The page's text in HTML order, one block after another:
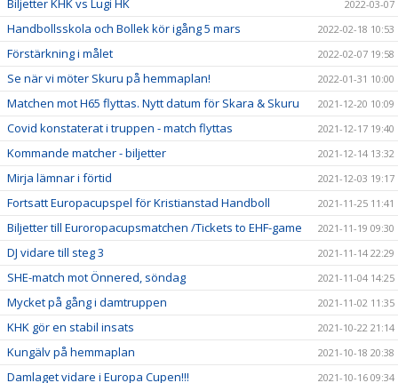
Biljetter KHK vs Lugi HK 2022-03-07
Handbollsskola och Bollek kör igång 5 mars 2022-02-18 10:53
Förstärkning i målet 2022-02-07 19:58
Se när vi möter Skuru på hemmaplan! 2022-01-31 10:00
Matchen mot H65 flyttas. Nytt datum för Skara & Skuru 2021-12-20 10:09
Covid konstaterat i truppen - match flyttas 2021-12-17 19:40
Kommande matcher - biljetter 2021-12-14 13:32
Mirja lämnar i förtid 2021-12-03 19:17
Fortsatt Europacupspel för Kristianstad Handboll 2021-11-25 11:41
Biljetter till Euroropacupsmatchen /Tickets to EHF-game 2021-11-19 09:30
DJ vidare till steg 3 2021-11-14 22:29
SHE-match mot Önnered, söndag 2021-11-04 14:25
Mycket på gång i damtruppen 2021-11-02 11:35
KHK gör en stabil insats 2021-10-22 21:14
Kungälv på hemmaplan 2021-10-18 20:38
Damlaget vidare i Europa Cupen!!! 2021-10-16 09:34